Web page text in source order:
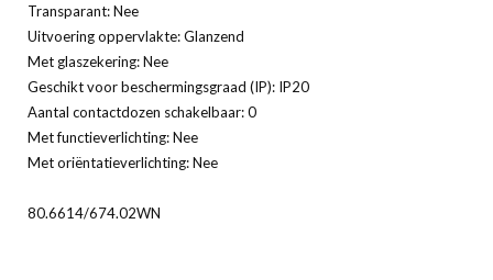
Transparant: Nee
Uitvoering oppervlakte: Glanzend
Met glaszekering: Nee
Geschikt voor beschermingsgraad (IP): IP20
Aantal contactdozen schakelbaar: 0
Met functieverlichting: Nee
Met oriëntatieverlichting: Nee
80.6614/674.02WN